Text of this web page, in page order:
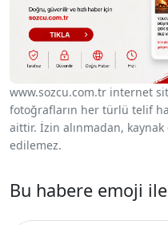
www.sozcu.com.tr internet
fotoğrafların her türlü telif
aittir. İzin alınmadan,
edilemez.
Bu habere emoji